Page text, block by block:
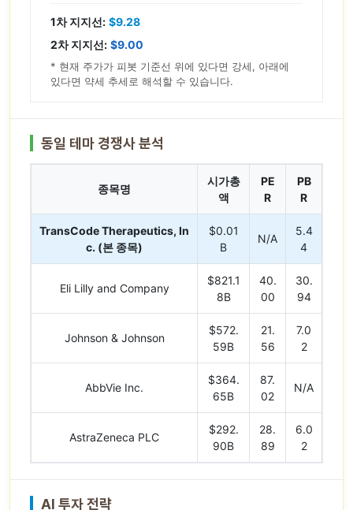
1차 지지선: $9.28
2차 지지선: $9.00
* 현재 주가가 피봇 기준선 위에 있다면 강세, 아래에
있다면 약세 추세로 해석할 수 있습니다.
동일 테마 경쟁사 분석
종목명
시가총
액
PE
R
PB
R
TransCode Therapeutics, In
c. (본 종목)
$0.01
B
N/A
5.4
4
Eli Lilly and Company
$821.1
8B
40.
00
30.
94
Johnson & Johnson
$572.
59B
21.
56
7.0
2
AbbVie Inc.
$364.
65B
87.
02
N/A
AstraZeneca PLC
$292.
90B
28.
89
6.0
2
AI 투자 전략